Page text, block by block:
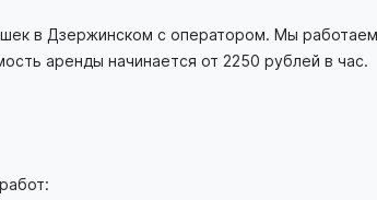
в Дзержинском с оператором. Мы
аренды начинается от 2250 рублей в час.